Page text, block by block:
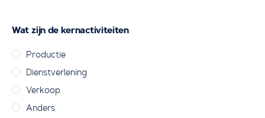
Wat zijn de kernactiviteiten
Productie
Dienstverlening
Verkoop
Anders